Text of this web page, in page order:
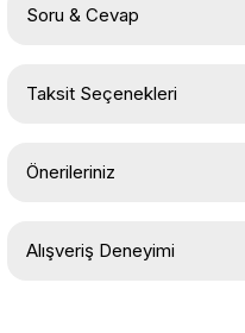
Soru & Cevap
Taksit Seçenekleri
Önerileriniz
konularda yetersiz
Alışveriş Deneyimi